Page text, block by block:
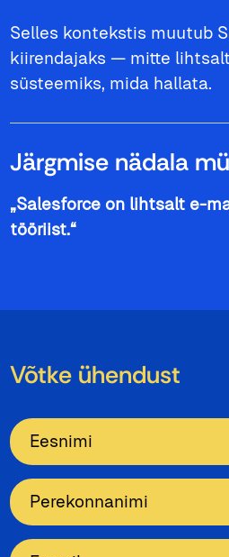
Selles kontekstis muutub
kiirendajaks — mitte
süsteemiks, mida hallata.
Järgmise nädala
„Salesforce on lihtsalt e-
tööriist.“
Võtke ühendust